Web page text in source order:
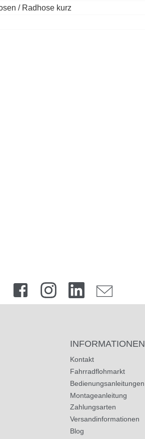
/ Radhose kurz
INFORMATIONEN
Kontakt
Fahrradflohmarkt
Bedienungsanleitungen
Montageanleitung
Zahlungsarten
Versandinformationen
Blog